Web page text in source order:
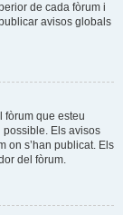
de cada fòrum i
avisos globals
fòrum que esteu
possible. Els avisos
on s’han publicat. Els
del fòrum.